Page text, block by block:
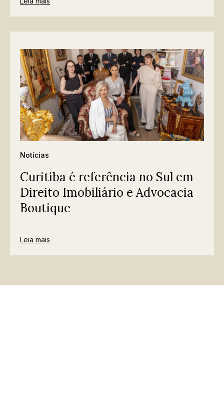
Notícias
Curitiba é referência no Sul em
Direito Imobiliário e Advocacia
Boutique
Leia mais